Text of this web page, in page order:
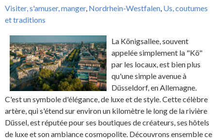
Visiter, s'amuser, manger, Nordrhein-Westfalen, Us, coutumes
et traditions
La Königsallee, souvent
appelée simplement la "Kö"
par les locaux, est bien plus
qu'une simple avenue à
Düsseldorf, en Allemagne.
C'est un symbole d'élégance, de luxe et de style. Cette célèbre
artère, qui s'étend sur environ un kilomètre le long de la rivière
Düssel, est réputée pour ses boutiques de créateurs, ses hôtels
de luxe et son ambiance cosmopolite. Découvrons ensemble ce